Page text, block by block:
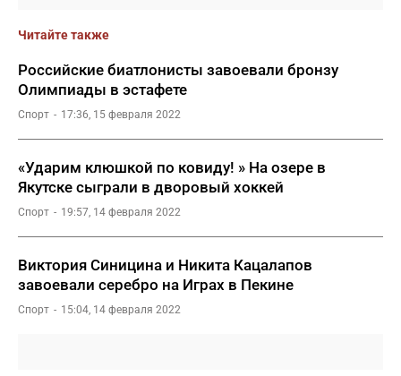
Читайте также
Российские биатлонисты завоевали бронзу
Олимпиады в эстафете
Спорт 17:36, 15 февраля 2022
«Ударим клюшкой по ковиду! » На озере в
Якутске сыграли в дворовый хоккей
Спорт 19:57, 14 февраля 2022
Виктория Синицина и Никита Кацалапов
завоевали серебро на Играх в Пекине
Спорт 15:04, 14 февраля 2022